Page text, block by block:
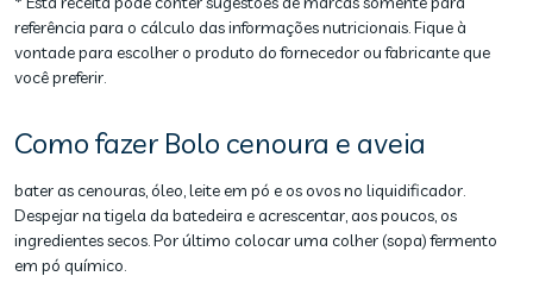
referência para o cálculo das informações nutricionais. Fique à
vontade para escolher o produto do fornecedor ou fabricante que
você preferir.
Como fazer Bolo cenoura e aveia
bater as cenouras, óleo, leite em pó e os ovos no liquidificador.
Despejar na tigela da batedeira e acrescentar, aos poucos, os
ingredientes secos. Por último colocar uma colher (sopa) fermento
em pó químico.